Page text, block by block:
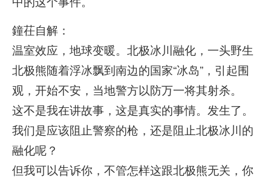
鐘茌自解：
温室效应，地球变暖。北极冰川融化，一头野生
北极熊随着浮冰飘到南边的国家“冰岛”，引起围
观，开始不安，当地警方以防万一将其射杀。
这不是我在讲故事，这是真实的事情。发生了。
我们是应该阻止警察的枪，还是阻止北极冰川的
融化呢？
但我可以告诉你，不管怎样这跟北极熊无关，你